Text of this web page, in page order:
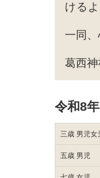
ける
一同
葛西
令和8
三歳 男児女
五歳 男児